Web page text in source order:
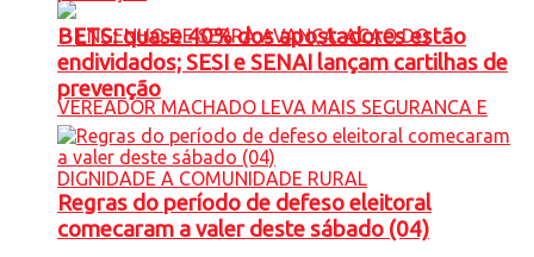
BETS: quase 40% dos apostadores estão
endividados; SESI e SENAI lançam cartilhas de
prevenção
Regras do período de defeso eleitoral
comecaram a valer deste sábado (04)